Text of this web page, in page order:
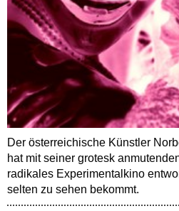
Der österreichische Künstler
hat mit seiner grotesk
radikales Experimentalkino
selten zu sehen bekommt.